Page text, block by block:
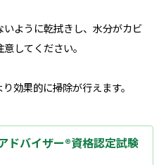
ように乾拭きし、水分がカビ
してください。
効果的に掃除が行えます。
ドバイザー®資格認定試験